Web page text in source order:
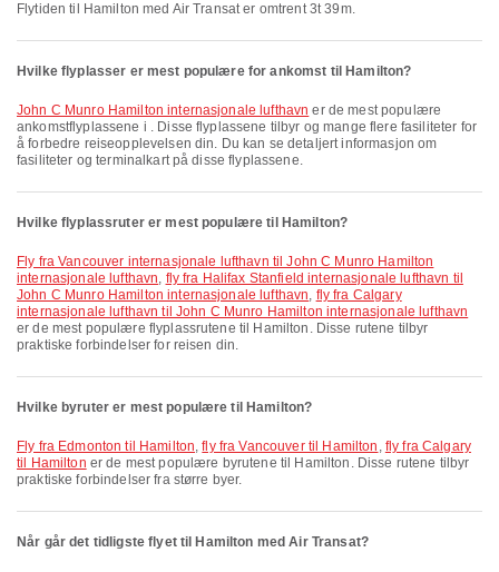
Flytiden til Hamilton med Air Transat er omtrent 3t 39m.
Hvilke flyplasser er mest populære for ankomst til Hamilton?
John C Munro Hamilton internasjonale lufthavn er de mest populære
ankomstflyplassene i . Disse flyplassene tilbyr og mange flere fasiliteter for
å forbedre reiseopplevelsen din. Du kan se detaljert informasjon om
fasiliteter og terminalkart på disse flyplassene.
Hvilke flyplassruter er mest populære til Hamilton?
fly fra Vancouver internasjonale lufthavn til John C Munro Hamilton
internasjonale lufthavn, fly fra Halifax Stanfield internasjonale lufthavn til
John C Munro Hamilton internasjonale lufthavn, fly fra Calgary
internasjonale lufthavn til John C Munro Hamilton internasjonale lufthavn
er de mest populære flyplassrutene til Hamilton. Disse rutene tilbyr
praktiske forbindelser for reisen din.
Hvilke byruter er mest populære til Hamilton?
fly fra Edmonton til Hamilton,fly fra Vancouver til Hamilton , fly fra Calgary
til Hamilton er de mest populære byrutene til Hamilton. Disse rutene tilbyr
praktiske forbindelser fra større byer.
Når går det tidligste flyet til Hamilton med Air Transat?